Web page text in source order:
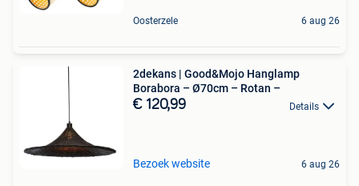
Oosterzele 6 aug 26
2dekans | Good&Mojo Hanglamp
Borabora – Ø70cm – Rotan –
€ 120,99 Details
Bezoek website 6 aug 26